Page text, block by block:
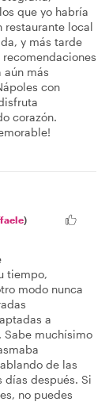
que yo habría
restaurante local
y más tarde
aún más
con
corazón.
)
tiempo,
modo nunca
a
Sabe muchísimo
de las
días después. Si
no puedes